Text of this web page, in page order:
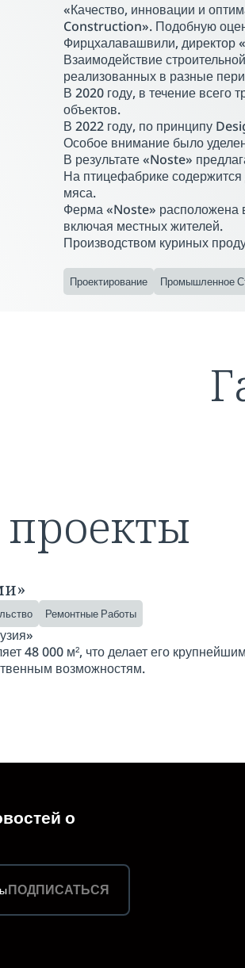
«Качество, инновации и
Construction». Подобную
Фирцхалавашвили, директор
Взаимодействие
реализованных в разные
В 2020 году, в течение
объектов.
В 2022 году, по принципу
Особое внимание было
В результате «Noste»
На птицефабрике содержится
мяса.
Ферма «Noste» расположена
включая местных жителей.
Производством куриных
Проектирование Промышленное
Ремонтные Работы
48 000 м², что делает его
возможностям.
о
ПОДПИСАТЬСЯ